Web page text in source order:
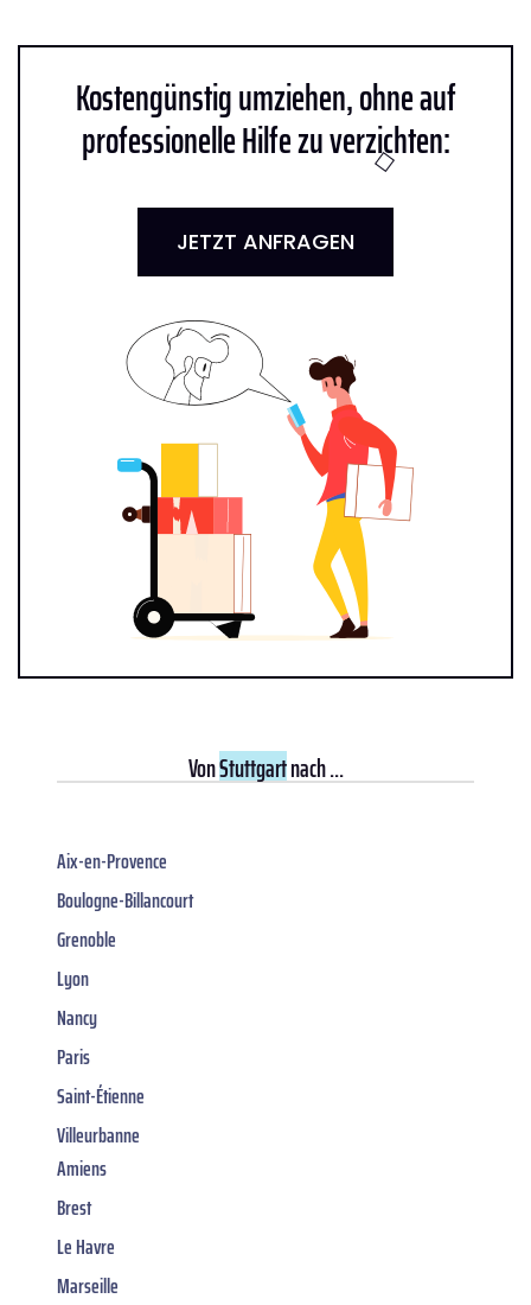
Kostengünstig umziehen, ohne auf
professionelle Hilfe zu verzichten:
JETZT ANFRAGEN
VonStuttgartnach ...
Aix-en-Provence
Boulogne-Billancourt
Grenoble
Lyon
Nancy
Paris
Saint-Étienne
Villeurbanne
Amiens
Brest
Le Havre
Marseille